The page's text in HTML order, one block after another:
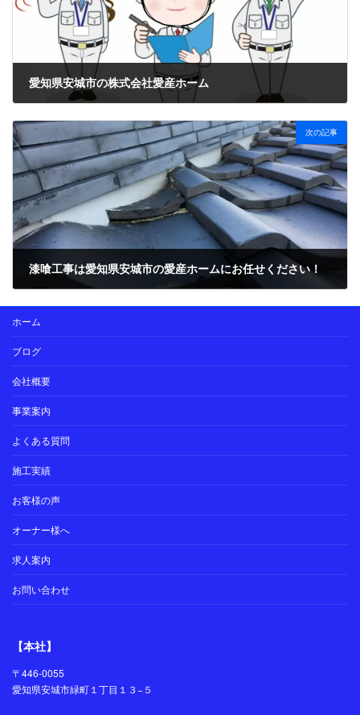
愛知県安城市の株式会社愛産ホーム
次の記事
漆喰工事は愛知県安城市の愛産ホームにお任せください！
ホーム
ブログ
会社概要
事業案内
よくある質問
施工実績
お客様の声
オーナー様へ
求人案内
お問い合わせ
【本社】
〒446-0055
愛知県安城市緑町１丁目１３−５